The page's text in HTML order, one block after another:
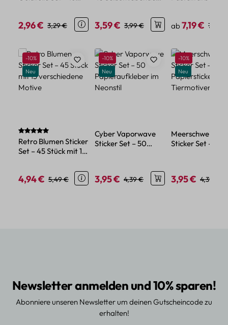
Verkaufspreis:
2,96 € Regulärer Preis:
3,29 €
Verkaufspreis:
3,59 € Regulärer Preis:
3,99 €
Verkaufspreis:
ab7,19 € 7,99 €
Produktgalerie überspringen
Rabatt
-10%
Neu
Durchschnittliche Bewertung von 5 von 5 Sternen
Retro Blumen Sticker
Set – 45 Stück mit 15
Verkaufspreis:
4,94 € Regulärer Preis:
5,49 €
Rabatt
-10%
Neu
Cyber Vaporwave
Sticker Set – 50
Verkaufspreis:
3,95 € Regulärer Preis:
4,39 €
Rabatt
-10%
Neu
Sticker Set – 50
Verkaufspreis:
3,95 € 4,39 €
Newsletter anmelden und 10% sparen!
Abonniere unseren Newsletter um deinen Gutscheincode zu
erhalten!